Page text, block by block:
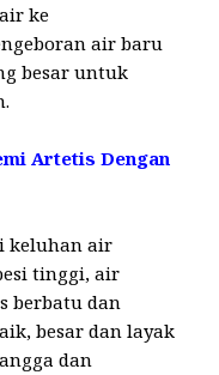
ke
air baru
besar untuk
Artetis Dengan
keluhan air
tinggi, air
berbatu dan
besar dan layak
dan